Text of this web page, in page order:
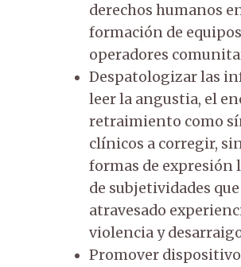
derechos humanos
formación de
operadores
Despatologizar las
leer la angustia, el
retraimiento como
clínicos a corregir,
formas de expresión
de subjetividades
atravesado
violencia y
Promover